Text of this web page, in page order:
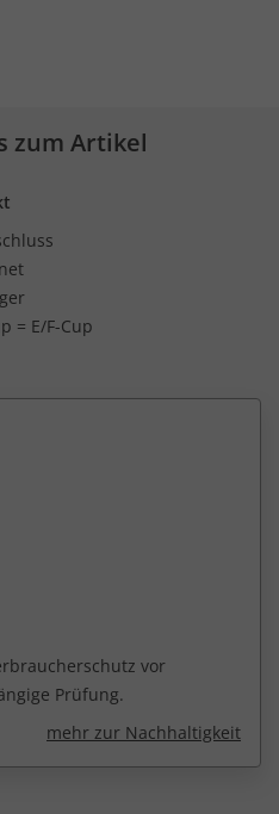
zum Artikel
= E/F-Cup
vor
Prüfung.
mehr zur Nachhaltigkeit